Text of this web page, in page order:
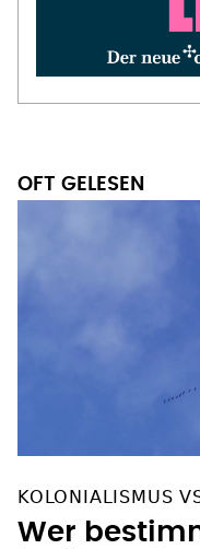
OFT GELESEN
KOLONIALISMUS
Wer